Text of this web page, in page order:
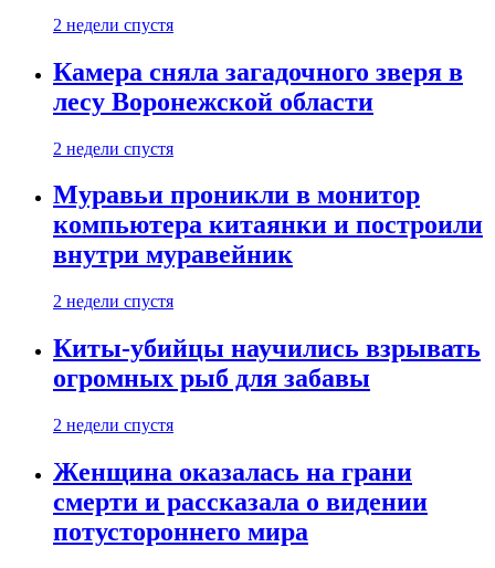
2 недели спустя
Камера сняла загадочного зверя в
лесу Воронежской области
2 недели спустя
Муравьи проникли в монитор
компьютера китаянки и построили
внутри муравейник
2 недели спустя
Киты-убийцы научились взрывать
огромных рыб для забавы
2 недели спустя
Женщина оказалась на грани
смерти и рассказала о видении
потустороннего мира